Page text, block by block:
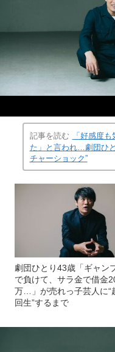
記事を読む
「好感度
た」と言われ…劇団ひ
チャーショック”
劇団ひとり43歳「ギャン
で負けて、サラ金で借金
万…」が売れっ子芸人に“
回生”するまで